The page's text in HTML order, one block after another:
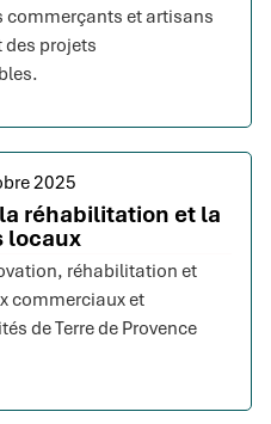
commerçants et artisans
projets
2025
réhabilitation et la
locaux
réhabilitation et
commerciaux et
de Terre de Provence